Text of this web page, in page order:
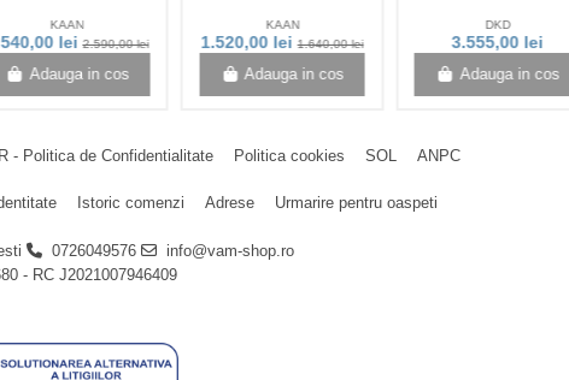
KAAN
lei2.590,00 lei
Adauga in cos
KAAN
1.520,00 lei1.640,00 lei
Adauga in cos
DKD
3.555,00 lei
Adauga in cos
- Politica de Confidentialitate Politica cookies SOL ANPC
Istoric comenzi Adrese Urmarire pentru oaspeti
0726049576
info@vam-shop.ro
- RC J2021007946409